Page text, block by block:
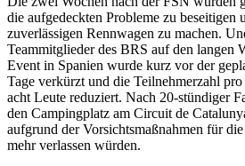
die aufgedeckten Probleme zu beseitigen
zuverlässigen Rennwagen zu machen.
Teammitglieder des BRS auf den langen
Event in Spanien wurde kurz vor der
Tage verkürzt und die Teilnehmerzahl
acht Leute reduziert. Nach 20-stündiger
den Campingplatz am Circuit de
aufgrund der Vorsichtsmaßnahmen für
mehr verlassen würden.